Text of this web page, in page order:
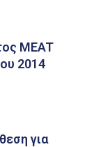
MEAT
2014
για